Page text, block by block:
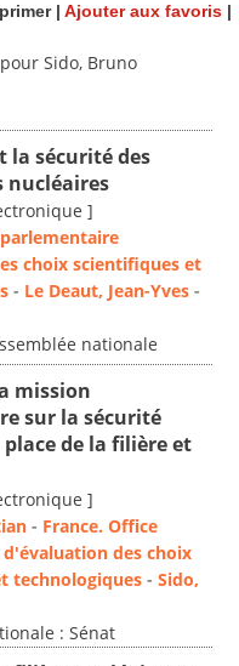
| Ajouter aux favoris |
pour Sido, Bruno
la sécurité des
]
choix scientifiques et
- Le Deaut, Jean-Yves -
nationale
mission
sur la sécurité
de la filière et
]
- France. Office
des choix
technologiques - Sido,
: Sénat